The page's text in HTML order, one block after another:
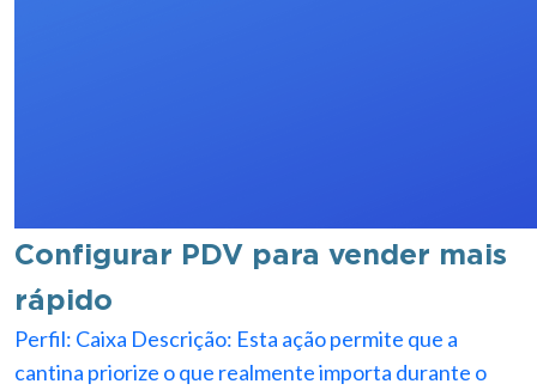
Configurar PDV para vender mais
rápido
Perfil: Caixa Descrição: Esta ação permite que a
cantina priorize o que realmente importa durante o